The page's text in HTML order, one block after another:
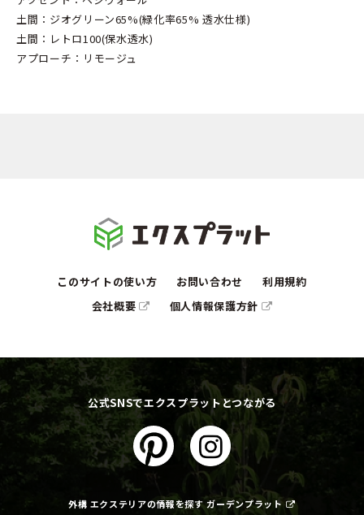
土間：ジオグリーン65%(緑化率65% 透水仕様)
土間：レトロ100(保水透水)
アプローチ：リモージュ
このサイトの使い方 お問い合わせ
利用規約
会社概要
個人情報保護方針
公式SNSでエクスプラットとつながる
外構 エクステリアの情報を探す ガーデンプラット